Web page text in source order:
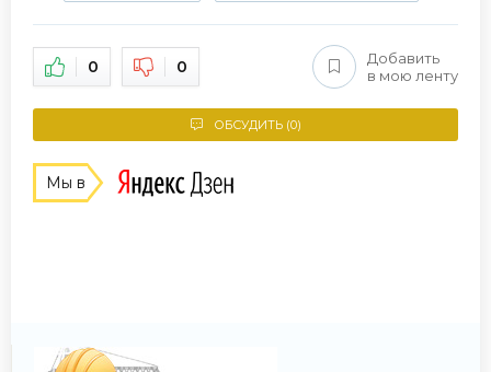
0 0
Добавить
в мою ленту
ОБСУДИТЬ (0)
Мы в